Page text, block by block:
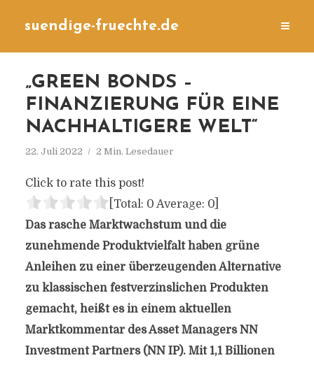
suendige-fruechte.de
„GREEN BONDS –
FINANZIERUNG FÜR EINE
NACHHALTIGERE WELT“
22. Juli 2022 2 Min. Lesedauer
Click to rate this post!
[Total: 0 Average: 0]
Das rasche Marktwachstum und die
zunehmende Produktvielfalt haben grüne
Anleihen zu einer überzeugenden Alternative
zu klassischen festverzinslichen Produkten
gemacht, heißt es in einem aktuellen
Marktkommentar des Asset Managers NN
Investment Partners (NN IP). Mit 1,1 Billionen